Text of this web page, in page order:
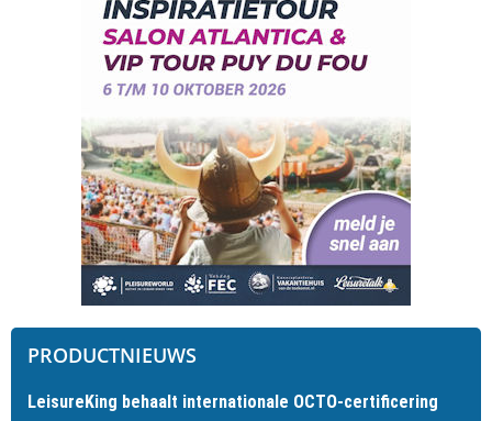
PRODUCTNIEUWS
LeisureKing behaalt internationale OCTO-certificering